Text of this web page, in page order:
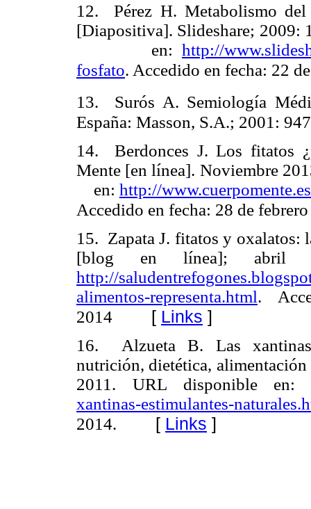
12. Pérez H. Metabolismo
[Diapositiva]. Slideshare;
en: http://
fosfato. Accedido en fecha: 22
13. Surós A. Semiología
España: Masson, S.A.; 2001:
14. Berdonces J. Los fitatos
Mente [en línea].
en: http://
Accedido en fecha: 28 de
15. Zapata J. fitatos y oxalatos:
[blog en línea]; abril
http://
alimentos-representa.html.
2014 [ Links ]
16. Alzueta B. Las
nutrición, dietética,
2011. URL disponible en:
xantinas-estimulantes-
2014. [ Links ]